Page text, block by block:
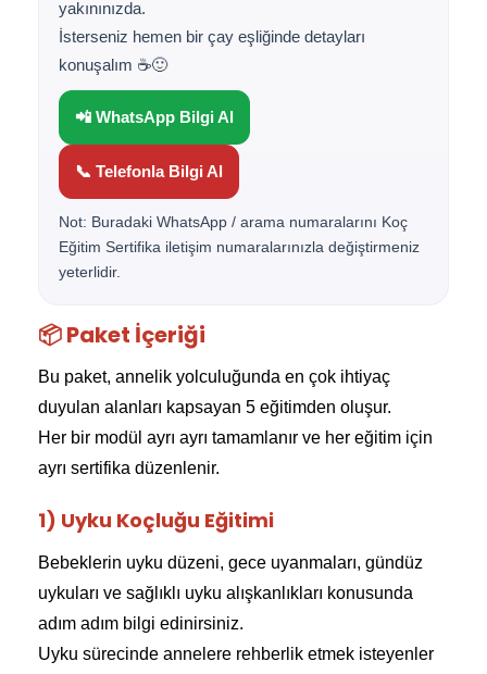
yakınınızda.
İsterseniz hemen bir çay eşliğinde detayları
konuşalım ☕🙂
📲 WhatsApp Bilgi Al
📞 Telefonla Bilgi Al
Not: Buradaki WhatsApp / arama numaralarını Koç
Eğitim Sertifika iletişim numaralarınızla değiştirmeniz
yeterlidir.
📦 Paket İçeriği
Bu paket, annelik yolculuğunda en çok ihtiyaç
duyulan alanları kapsayan 5 eğitimden oluşur.
Her bir modül ayrı ayrı tamamlanır ve her eğitim için
ayrı sertifika düzenlenir.
1) Uyku Koçluğu Eğitimi
Bebeklerin uyku düzeni, gece uyanmaları, gündüz
uykuları ve sağlıklı uyku alışkanlıkları konusunda
adım adım bilgi edinirsiniz.
Uyku sürecinde annelere rehberlik etmek isteyenler